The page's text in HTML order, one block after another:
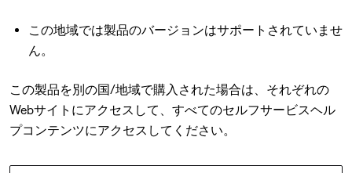
この地域では製品のバージョンはサポートされていませ
ん。
この製品を別の国/地域で購入された場合は、それぞれの
Webサイトにアクセスして、すべてのセルフサービスヘル
プコンテンツにアクセスしてください。